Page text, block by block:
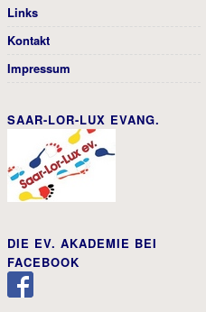
Links
Kontakt
Impressum
SAAR-LOR-LUX EVANG.
DIE EV. AKADEMIE BEI
FACEBOOK